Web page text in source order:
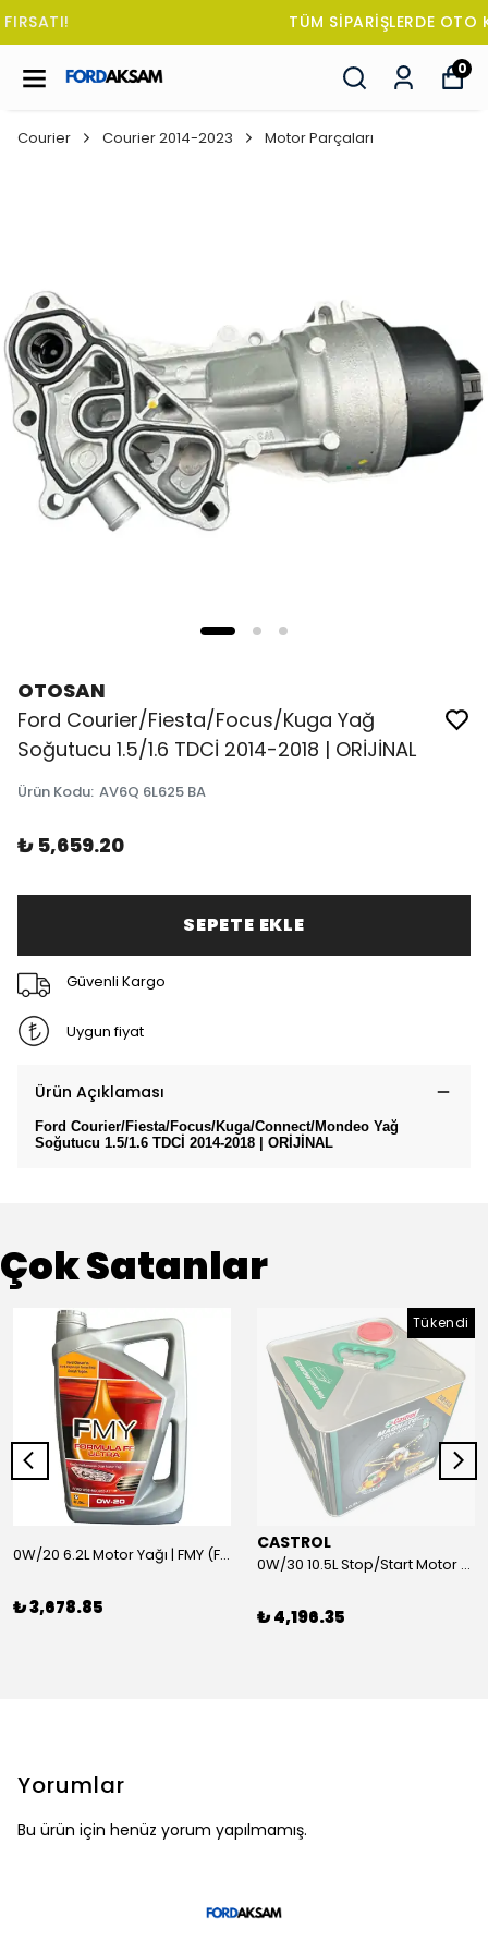
TÜM SİPARİŞLERDE OTO KOKUSU HEDİYE!
0
Courier Courier 2014-2023 Motor Parçaları
OTOSAN
Ford Courier/Fiesta/Focus/Kuga Yağ
Soğutucu 1.5/1.6 TDCİ 2014-2018 | ORİJİNAL
Ürün Kodu: AV6Q 6L625 BA
₺ 5,659.20
SEPETE EKLE
Güvenli Kargo
Uygun fiyat
Ürün Açıklaması
Ford Courier/Fiesta/Focus/Kuga/Connect/Mondeo Yağ
Soğutucu 1.5/1.6 TDCİ 2014-2018 | ORİJİNAL
Çok Satanlar
0W/20 6.2L Motor Yağı | FMY (Ford Motor Yağları)
₺ 3,678.85
Tükendi
CASTROL
0W/30 10.5L Stop/Start Motor Yağı | CASTROL
₺ 4,196.35
Yorumlar
Bu ürün için henüz yorum yapılmamış.